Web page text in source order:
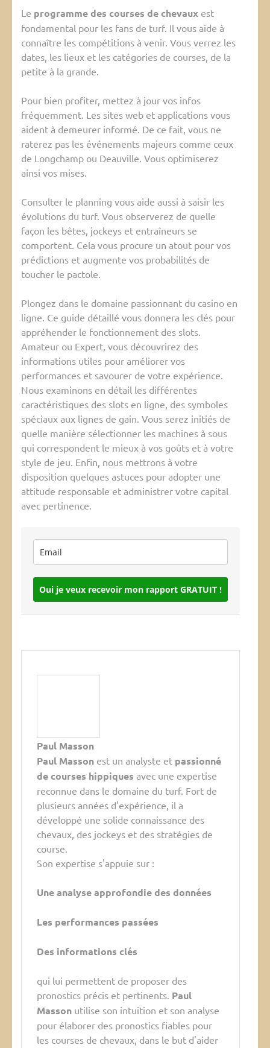
Le programme des courses de chevaux est
fondamental pour les fans de turf. Il vous aide à
connaître les compétitions à venir. Vous verrez les
dates, les lieux et les catégories de courses, de la
petite à la grande.
Pour bien profiter, mettez à jour vos infos
fréquemment. Les sites web et applications vous
aident à demeurer informé. De ce fait, vous ne
raterez pas les événements majeurs comme ceux
de Longchamp ou Deauville. Vous optimiserez
ainsi vos mises.
Consulter le planning vous aide aussi à saisir les
évolutions du turf. Vous observerez de quelle
façon les bêtes, jockeys et entraîneurs se
comportent. Cela vous procure un atout pour vos
prédictions et augmente vos probabilités de
toucher le pactole.
Plongez dans le domaine passionnant du casino en
ligne. Ce guide détaillé vous donnera les clés pour
appréhender le fonctionnement des slots.
Amateur ou Expert, vous découvrirez des
informations utiles pour améliorer vos
performances et savourer de votre expérience.
Nous examinons en détail les différentes
caractéristiques des slots en ligne, des symboles
spéciaux aux lignes de gain. Vous serez initiés de
quelle manière sélectionner les machines à sous
qui correspondent le mieux à vos goûts et à votre
style de jeu. Enfin, nous mettrons à votre
disposition quelques astuces pour adopter une
attitude responsable et administrer votre capital
avec pertinence.
Oui je veux recevoir mon rapport GRATUIT !
Paul Masson
Paul Masson est un analyste et passionné
de courses hippiques avec une expertise
reconnue dans le domaine du turf. Fort de
plusieurs années d'expérience, il a
développé une solide connaissance des
chevaux, des jockeys et des stratégies de
course.
Son expertise s'appuie sur :
Une analyse approfondie des données
Les performances passées
Des informations clés
qui lui permettent de proposer des
pronostics précis et pertinents. Paul
Masson utilise son intuition et son analyse
pour élaborer des pronostics fiables pour
les courses de chevaux, dans le but d'aider